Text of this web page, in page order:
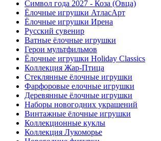
Символ года 2027 - Коза (Овца)
Ёлочные игрушки АтласАрт
Ёлочные игрушки Ирена
Русский сувенир
Ватные ёлочные игрушки
Герои мультфильмов
Ёлочные игрушки Holiday Classics
Коллекция Жар-Птица
Стеклянные ёлочные игрушки
Фарфоровые елочные игрушки
Деревянные ёлочные игрушки
Наборы новогодних украшений
Винтажные ёлочные игрушки
Коллекционные куклы
Коллекция Лукоморье